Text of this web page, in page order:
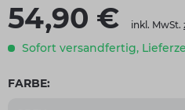
54,90 € inkl. MwSt.
Sofort versandfertig,
FARBE: